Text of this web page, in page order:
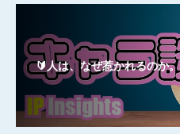
🔰人は、なぜ惹かれるのか。